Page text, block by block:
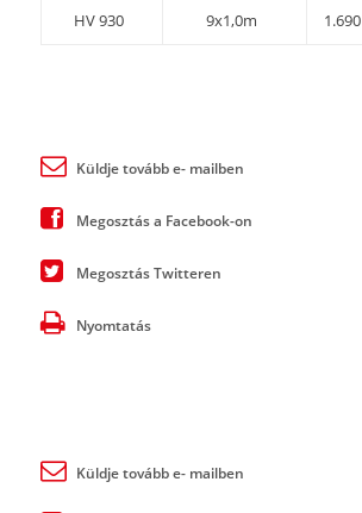
HV 930 9x1,0m 1.690
Küldje tovább e- mailben
Megosztás a Facebook-on
Megosztás Twitteren
Nyomtatás
Küldje tovább e- mailben